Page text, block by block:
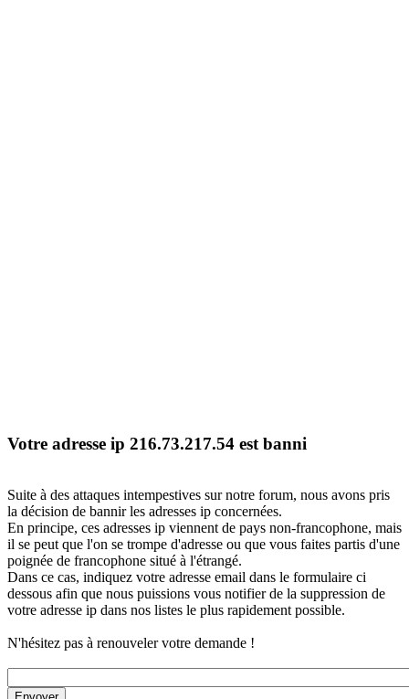
Votre adresse ip 216.73.217.54 est banni
Suite à des attaques intempestives sur notre forum, nous avons pris
la décision de bannir les adresses ip concernées.
En principe, ces adresses ip viennent de pays non-francophone, mais
il se peut que l'on se trompe d'adresse ou que vous faites partis d'une
poignée de francophone situé à l'étrangé.
Dans ce cas, indiquez votre adresse email dans le formulaire ci
dessous afin que nous puissions vous notifier de la suppression de
votre adresse ip dans nos listes le plus rapidement possible.
N'hésitez pas à renouveler votre demande !